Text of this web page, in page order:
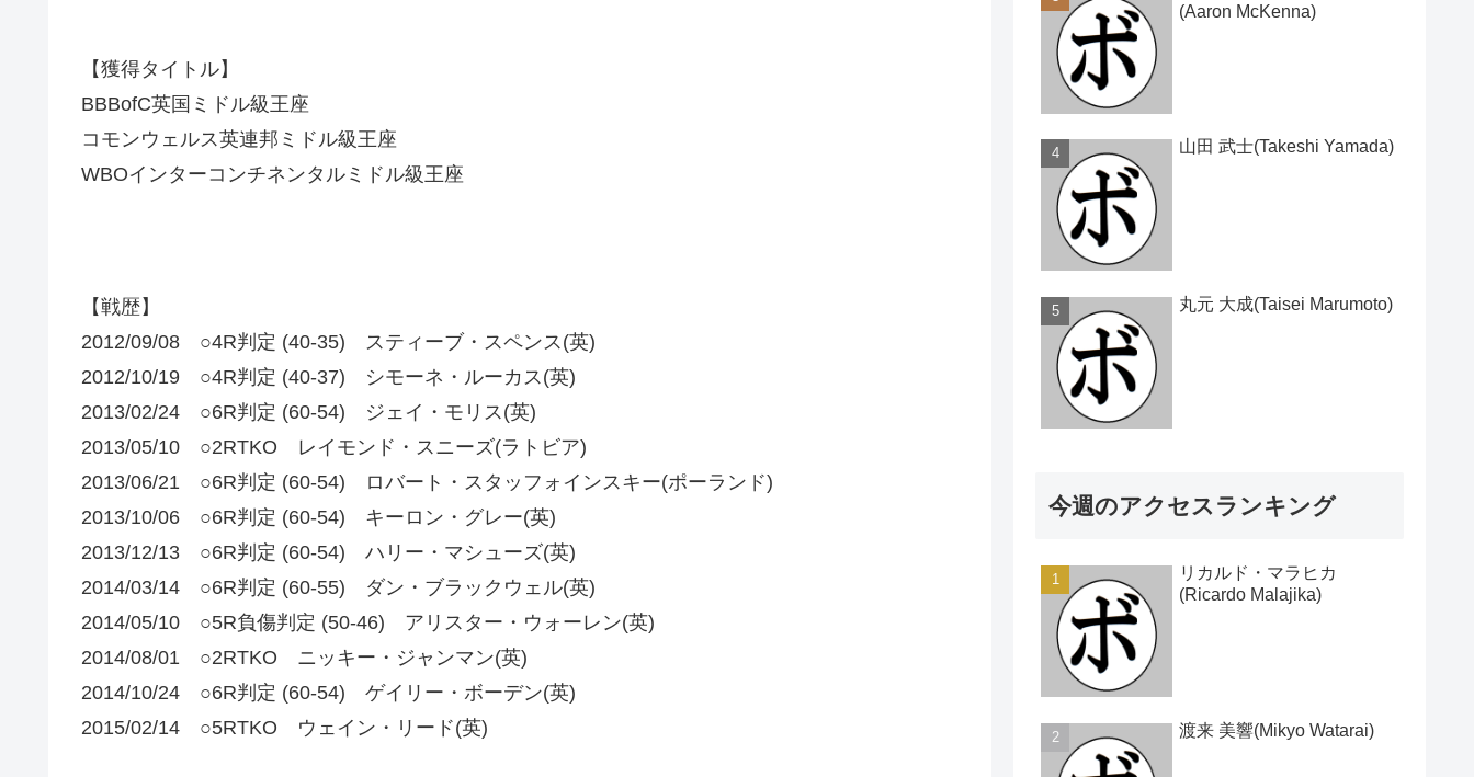
【獲得タイトル】
BBBofC英国ミドル級王座
コモンウェルス英連邦ミドル級王座
WBOインターコンチネンタルミドル級王座
【戦歴】
2012/09/08 ○4R判定 (40-35) スティーブ・スペンス(英)
2012/10/19 ○4R判定 (40-37) シモーネ・ルーカス(英)
2013/02/24 ○6R判定 (60-54) ジェイ・モリス(英)
2013/05/10 ○2RTKO レイモンド・スニーズ(ラトビア)
2013/06/21 ○6R判定 (60-54) ロバート・スタッフォインスキー(ポーランド)
2013/10/06 ○6R判定 (60-54) キーロン・グレー(英)
2013/12/13 ○6R判定 (60-54) ハリー・マシューズ(英)
2014/03/14 ○6R判定 (60-55) ダン・ブラックウェル(英)
2014/05/10 ○5R負傷判定 (50-46) アリスター・ウォーレン(英)
2014/08/01 ○2RTKO ニッキー・ジャンマン(英)
2014/10/24 ○6R判定 (60-54) ゲイリー・ボーデン(英)
2015/02/14 ○5RTKO ウェイン・リード(英)
(Aaron McKenna)
山田 武士(Takeshi Yamada)
丸元 大成(Taisei Marumoto)
今週のアクセスランキング
リカルド・マラヒカ
(Ricardo Malajika)
渡来 美響(Mikyo Watarai)